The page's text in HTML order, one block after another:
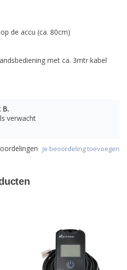
de accu (ca. 80cm)
met ca. 3mtr kabel
B.
verwacht
Je beoordeling toevoegen